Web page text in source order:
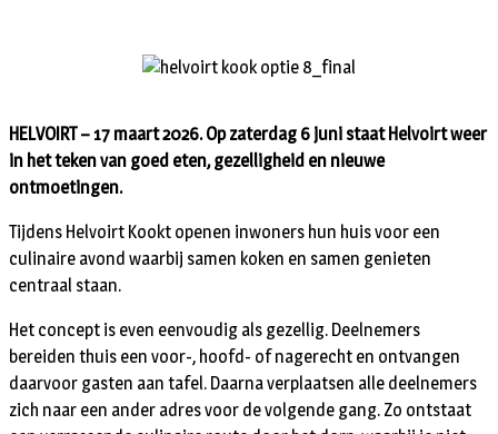
HELVOIRT – 17 maart 2026. Op zaterdag 6 juni staat Helvoirt weer
in het teken van goed eten, gezelligheid en nieuwe
ontmoetingen.
Tijdens Helvoirt Kookt openen inwoners hun huis voor een
culinaire avond waarbij samen koken en samen genieten
centraal staan.
Het concept is even eenvoudig als gezellig. Deelnemers
bereiden thuis een voor-, hoofd- of nagerecht en ontvangen
daarvoor gasten aan tafel. Daarna verplaatsen alle deelnemers
zich naar een ander adres voor de volgende gang. Zo ontstaat